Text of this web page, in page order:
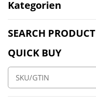
Kategorien
SEARCH PRODUCT
QUICK BUY